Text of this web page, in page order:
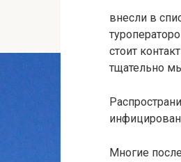
внесли в
стоит
тщательно
Многие